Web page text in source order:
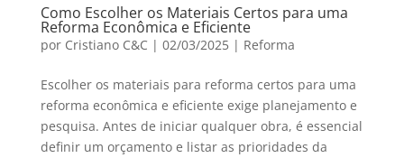
Como Escolher os Materiais Certos para uma
Reforma Econômica e Eficiente
por Cristiano C&C | 02/03/2025| Reforma
Escolher os materiais para reforma certos para uma
reforma econômica e eficiente exige planejamento e
pesquisa. Antes de iniciar qualquer obra, é essencial
definir um orçamento e listar as prioridades da